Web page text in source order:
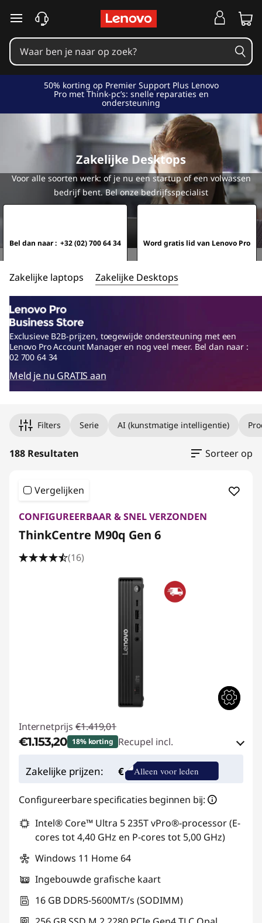
B
u
n
C
o
m
p
u
e
ff
50% korting op Premier Support Plus Lenovo
Pro met Think-pc’s: snelle reparaties en
ondersteuning
Zakelijke Desktops
Voor alle soorten werk: of je nu een startup of een volwassen
bedrijf bent. Bel onze bedrijfsspecialist
Bel dan naar : +32 (02) 700 64 34 Word gratis lid van Lenovo Pro
Zakelijke laptops Zakelijke Desktops
Exclusieve B2B-prijzen, toegewijde ondersteuning met een
Lenovo Pro Account Manager en nog veel meer. Bel dan naar :
02 700 64 34
Meld je nu GRATIS aan
Filters Serie AI (kunstmatige intelligentie)
188 Resultaten Sorteer op
Vergelijken
CONFIGUREERBAAR & SNEL VERZONDEN
ThinkCentre M90q Gen 6
(16)
Internetprijs €1.419,01
€1.153,20 18% korting Recupel incl.
eCoupon-besparingen :-€265,81
eCoupon gebruiken : THINKDEAL
Zakelijke prijzen: € Alleen voor leden
Configureerbare specificaties beginnen bij:
Intel® Core™ Ultra 5 235T vPro®-processor (E-
cores tot 4,40 GHz en P-cores tot 5,00 GHz)
Windows 11 Home 64
Ingebouwde grafische kaart
16 GB DDR5-5600MT/s (SODIMM)